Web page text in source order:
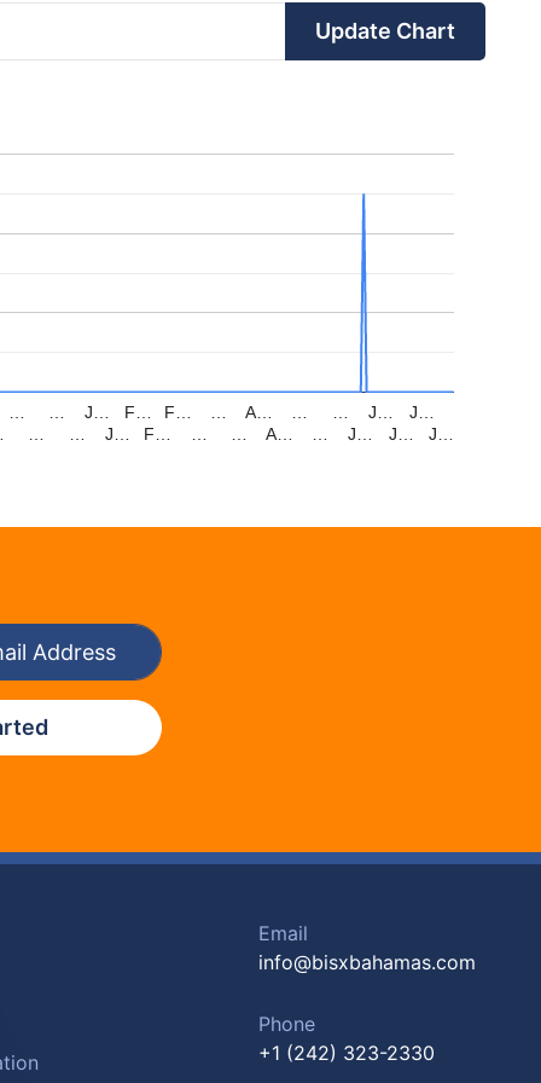
Update Chart
J…
J…
F…
F…
F…
A…
A…
J…
J…
J…
J…
J…
Email
info@bisxbahamas.com
Phone
+1 (242) 323-2330